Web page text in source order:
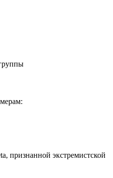
признанной экстремистской